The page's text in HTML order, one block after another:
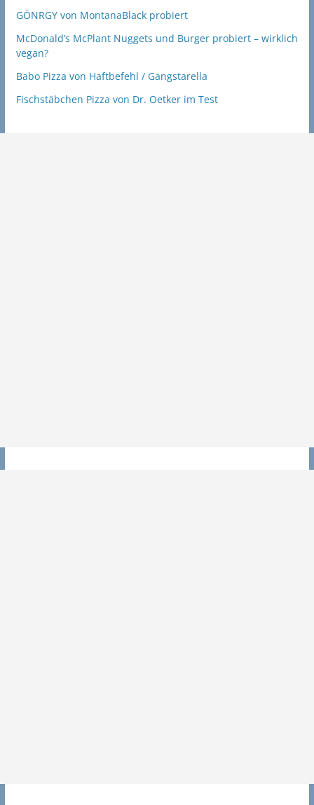
GÖNRGY von MontanaBlack probiert
McDonald’s McPlant Nuggets und Burger probiert – wirklich
vegan?
Babo Pizza von Haftbefehl / Gangstarella
Fischstäbchen Pizza von Dr. Oetker im Test